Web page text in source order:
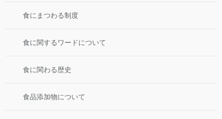
食にまつわる制度
食に関するワードについて
食に関わる歴史
食品添加物について